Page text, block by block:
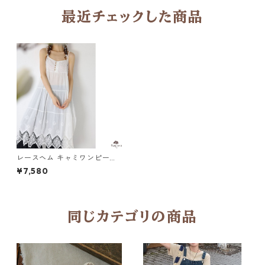
最近チェックした商品
レースヘム キャミワンピース
M 2col 250058
¥7,580
同じカテゴリの商品